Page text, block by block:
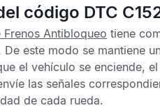
código DTC
Frenos Antibloqueo tiene
este modo se mantiene
el vehículo se enciende, el
las señales
de cada rueda.